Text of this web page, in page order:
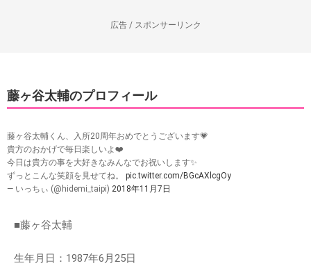
広告 / スポンサーリンク
藤ヶ谷太輔のプロフィール
藤ヶ谷太輔くん、入所20周年おめでとうございます💗
貴方のおかげで毎日楽しいよ❤️
今日は貴方の事を大好きなみんなでお祝いします✨
ずっとこんな笑顔を見せてね。 pic.twitter.com/BGcAXlcgOy
— いっちぃ (@hidemi_taipi) 2018年11月7日
■藤ヶ谷太輔
生年月日：1987年6月25日